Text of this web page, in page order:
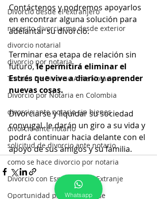
Divorcio desde el extranjero
necesito divorciarme desde exterior
divorcio notarial
divorcio por notaria
Tramite De Divorcio Ante Notario
Divorcio por Notaria en Colombia
divorcio ante notario sin bienes
divorcio ante notario
solicitud de divorcio ante notario
como se hace divorcio por notaria
Divorcio con Esposos en el Extranje
Oportunidad para divorciarse
Contáctenos y podremos apoyarlos
en encontrar alguna solución para
adelantar su divorcio.
Terminar esa etapa de relación sin
futuro, le permitirá eliminar el
Estrés que vive a diario y aprender
nuevas cosas.
Divorciarse y liquidar su sociedad
conyugal, le darán un giro a su vida y
podrá continuar hacia delante con el
apoyo de sus amigos y su familia.
Whatsapp